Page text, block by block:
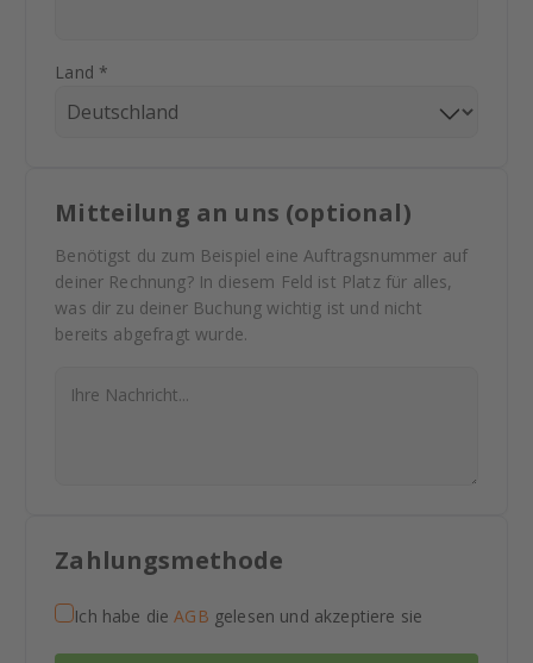
Land *
Mitteilung an uns (optional)
Benötigst du zum Beispiel eine Auftragsnummer auf
deiner Rechnung? In diesem Feld ist Platz für alles,
was dir zu deiner Buchung wichtig ist und nicht
bereits abgefragt wurde.
Zahlungsmethode
Ich habe dieAGB gelesen und akzeptiere sie